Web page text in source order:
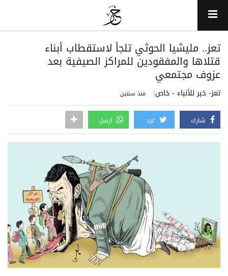
تعز.. مليشيا الحوثي تلجأ لاستقطاب أبناء
قتلاها والمفقودين للمراكز الصيفية بعد
عزوف مجتمعي
تعز- خبر للأنباء - خاص: منذ سنتين
شارك غرد ارسل